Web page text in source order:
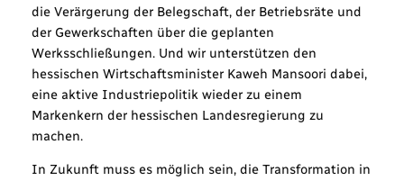
die Verärgerung der Belegschaft, der Betriebsräte und
der Gewerkschaften über die geplanten
Werksschließungen. Und wir unterstützen den
hessischen Wirtschaftsminister Kaweh Mansoori dabei,
eine aktive Industriepolitik wieder zu einem
Markenkern der hessischen Landesregierung zu
machen.
In Zukunft muss es möglich sein, die Transformation in